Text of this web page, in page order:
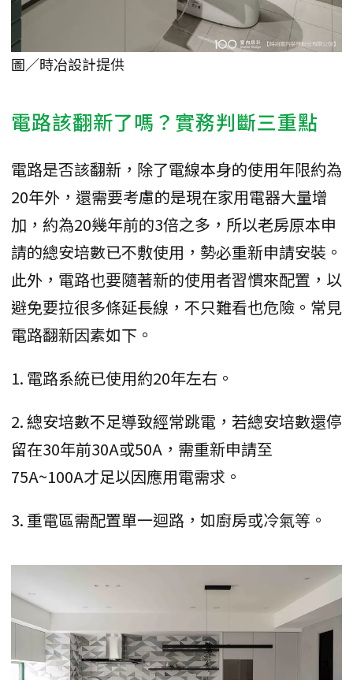
圖／時冶設計提供
電路該翻新了嗎？實務判斷三重點
電路是否該翻新，除了電線本身的使用年限約為
20年外，還需要考慮的是現在家用電器大量增
加，約為20幾年前的3倍之多，所以老房原本申
請的總安培數已不敷使用，勢必重新申請安裝。
此外，電路也要隨著新的使用者習慣來配置，以
避免要拉很多條延長線，不只難看也危險。常見
電路翻新因素如下。
1. 電路系統已使用約20年左右。
2. 總安培數不足導致經常跳電，若總安培數還停
留在30年前30A或50A，需重新申請至
75A~100A才足以因應用電需求。
3. 重電區需配置單一迴路，如廚房或冷氣等。